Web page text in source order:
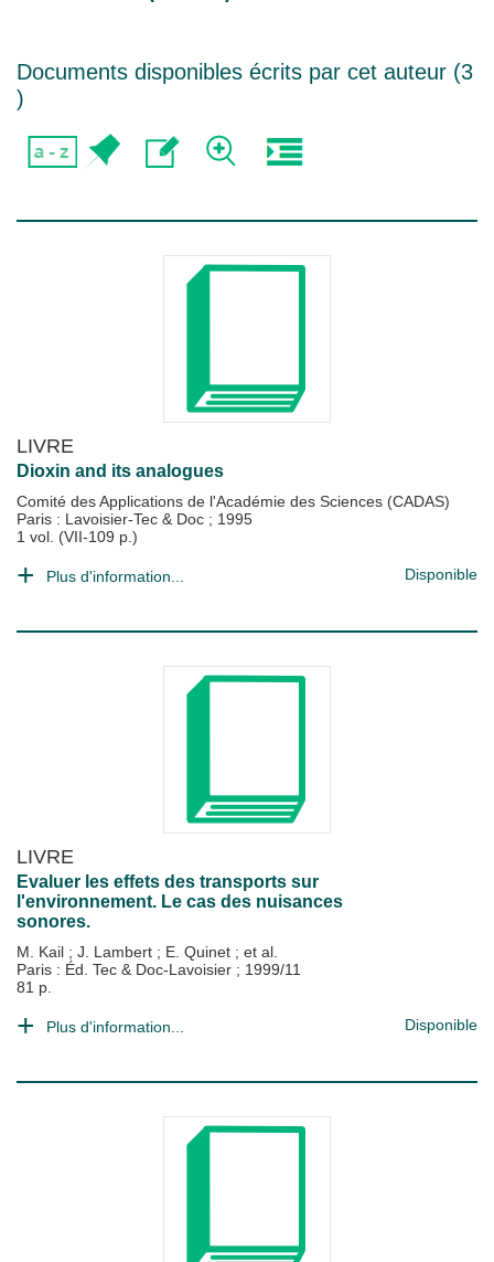
Documents disponibles écrits par cet auteur (3
)
LIVRE
Dioxin and its analogues
Comité des Applications de l'Académie des Sciences (CADAS)
Paris : Lavoisier-Tec & Doc ; 1995
1 vol. (VII-109 p.)
Plus d'information... Disponible
LIVRE
Evaluer les effets des transports sur
l'environnement. Le cas des nuisances
sonores.
M. Kail ; J. Lambert ; E. Quinet ; et al.
Paris : Éd. Tec & Doc-Lavoisier ; 1999/11
81 p.
Plus d'information... Disponible